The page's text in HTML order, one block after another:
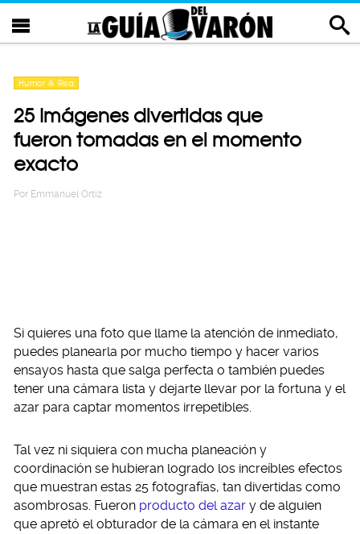
Humor & Risa
25 Imágenes divertidas que
fueron tomadas en el momento
exacto
Por Emmanuel Ortiz
Si quieres una foto que llame la atención de inmediato,
puedes planearla por mucho tiempo y hacer varios
ensayos hasta que salga perfecta o también puedes
tener una cámara lista y dejarte llevar por la fortuna y el
azar para captar momentos irrepetibles.
Tal vez ni siquiera con mucha planeación y
coordinación se hubieran logrado los increíbles efectos
que muestran estas 25 fotografías, tan divertidas como
asombrosas. Fueron producto del azar y de alguien
que apretó el obturador de la cámara en el instante